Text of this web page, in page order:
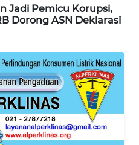
Jadi Pemicu Korupsi,
Dorong ASN Deklarasi